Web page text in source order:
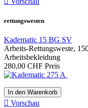
rettungswesten
Kadematic 15 BG SV
Arbeits-Rettungsweste,
Arbeitsbekleidung
280,00 CHF Preis
In den Warenkorb
 Vorschau